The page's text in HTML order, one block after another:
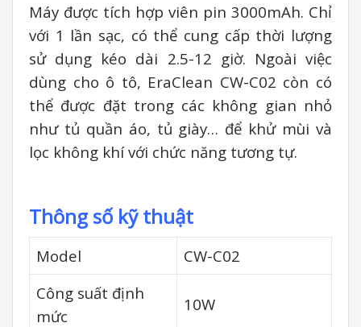
Máy được tích hợp viên pin 3000mAh. Chỉ
với 1 lần sạc, có thể cung cấp thời lượng
sử dụng kéo dài 2.5-12 giờ. Ngoài việc
dùng cho ô tô, EraClean CW-C02 còn có
thể được đặt trong các không gian nhỏ
như tủ quần áo, tủ giày… để khử mùi và
lọc không khí với chức năng tương tự.
Thông số kỹ thuật
Model
CW-C02
Công suất định
mức
10W